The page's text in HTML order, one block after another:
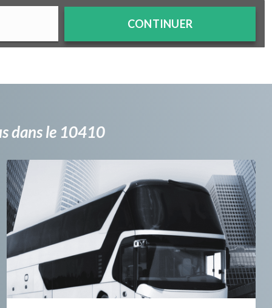
CONTINUER
dans le 10410